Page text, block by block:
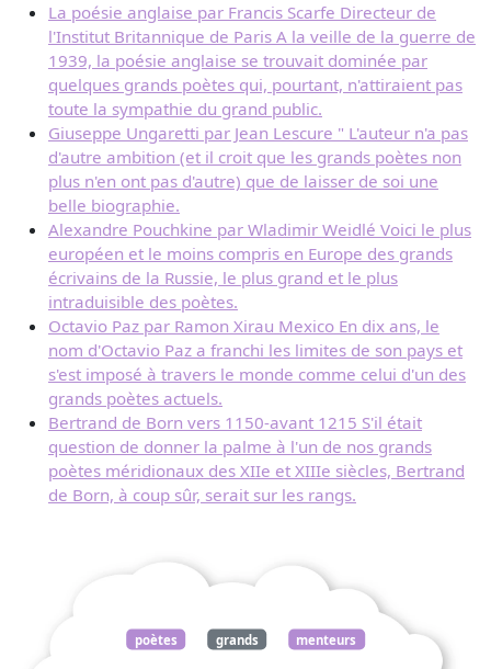
La poésie anglaise par Francis Scarfe Directeur de
l'Institut Britannique de Paris A la veille de la guerre de
1939, la poésie anglaise se trouvait dominée par
quelques grands poètes qui, pourtant, n'attiraient pas
toute la sympathie du grand public.
Giuseppe Ungaretti par Jean Lescure " L'auteur n'a pas
d'autre ambition (et il croit que les grands poètes non
plus n'en ont pas d'autre) que de laisser de soi une
belle biographie.
Alexandre Pouchkine par Wladimir Weidlé Voici le plus
européen et le moins compris en Europe des grands
écrivains de la Russie, le plus grand et le plus
intraduisible des poètes.
Octavio Paz par Ramon Xirau Mexico En dix ans, le
nom d'Octavio Paz a franchi les limites de son pays et
s'est imposé à travers le monde comme celui d'un des
grands poètes actuels.
Bertrand de Born vers 1150-avant 1215 S'il était
question de donner la palme à l'un de nos grands
poètes méridionaux des XIIe et XIIIe siècles, Bertrand
de Born, à coup sûr, serait sur les rangs.
poètes grands menteurs